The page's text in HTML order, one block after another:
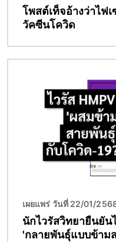
โพสต์เท็จอ้างว่าไฟ
วัคซีนโควิด
เผยแพร่ วันที่ 22/01/
นักไวรัสวิทยายืนยัน
'กลายพันธุ์แบบข้าม